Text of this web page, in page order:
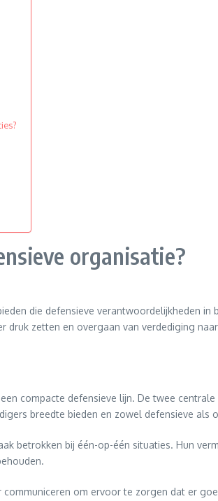
organisatie?
die defensieve verantwoordelijkheden
zetten en overgaan van verdediging
compacte defensieve lijn. De twee
breedte bieden en zowel defensieve als
betrokken bij één-op-één situaties. Hun
om ervoor te zorgen dat er